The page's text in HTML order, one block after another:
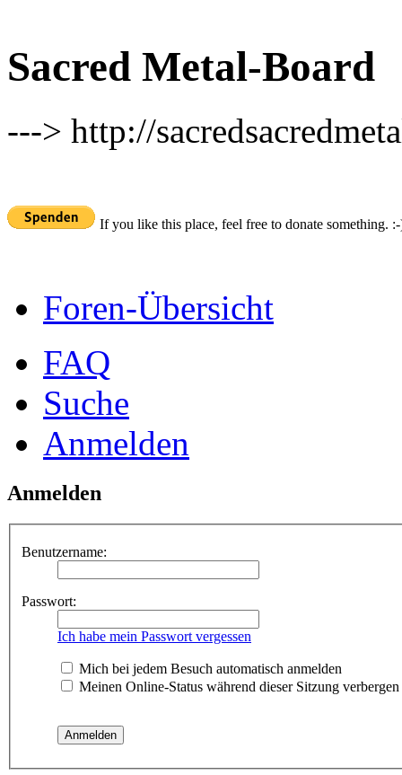
Sacred Metal-Board
---> http://
If you like this place, feel free to donate something.
Foren-Übersicht
FAQ
Suche
Anmelden
Anmelden
Benutzername:
Passwort:
Ich habe mein Passwort vergessen
Mich bei jedem Besuch automatisch anmelden
Meinen Online-Status während dieser Sitzung verbergen